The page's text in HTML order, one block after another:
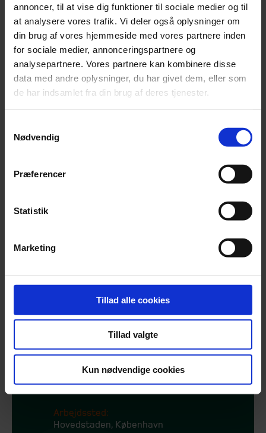
annoncer, til at vise dig funktioner til sociale medier og til
at analysere vores trafik. Vi deler også oplysninger om
din brug af vores hjemmeside med vores partnere inden
for sociale medier, annonceringspartnere og
analysepartnere. Vores partnere kan kombinere disse
data med andre oplysninger, du har givet dem, eller som
de har indsamlet fra din brug af deres tjenester.
Nødvendig
Præferencer
Statistik
Marketing
Tillad alle cookies
Tillad valgte
Kun nødvendige cookies
Ansøgning
Vi ønsker, at du kan tiltræde stillingen pr. 01/10. Vi
vurderer og indkalder løbende ansøgere til samtale, så
vent ikke med at sende dit CV og en ansøgning. Går du
videre i processen, kan du forvente at skulle igennem
flere steps, herunder en kortere indledende snak over
bruger vi personprofiler og problemløsningstest, alt
sammen for at sikre det optimale match for begge
Vi ser frem til i sidste ende at byde den rette kandidat
Ansøgningsfrist:
Snarest muligt
Arbejdssted:
Hovedstaden, København